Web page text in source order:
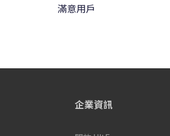
滿意用戶
企業資訊